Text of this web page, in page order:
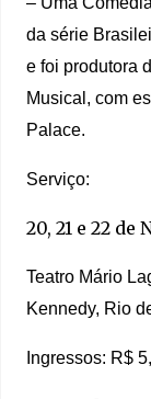
da série
e foi produtora
Musical, com
Palace.
Serviço:
20, 21 e 22 de
⁠Teatro Mário
Kennedy, Rio
Ingressos: R$